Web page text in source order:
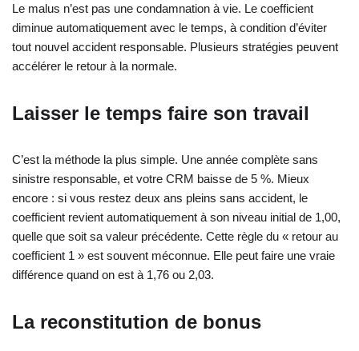
Le malus n’est pas une condamnation à vie. Le coefficient
diminue automatiquement avec le temps, à condition d’éviter
tout nouvel accident responsable. Plusieurs stratégies peuvent
accélérer le retour à la normale.
Laisser le temps faire son travail
C’est la méthode la plus simple. Une année complète sans
sinistre responsable, et votre CRM baisse de 5 %. Mieux
encore : si vous restez deux ans pleins sans accident, le
coefficient revient automatiquement à son niveau initial de 1,00,
quelle que soit sa valeur précédente. Cette règle du « retour au
coefficient 1 » est souvent méconnue. Elle peut faire une vraie
différence quand on est à 1,76 ou 2,03.
La reconstitution de bonus